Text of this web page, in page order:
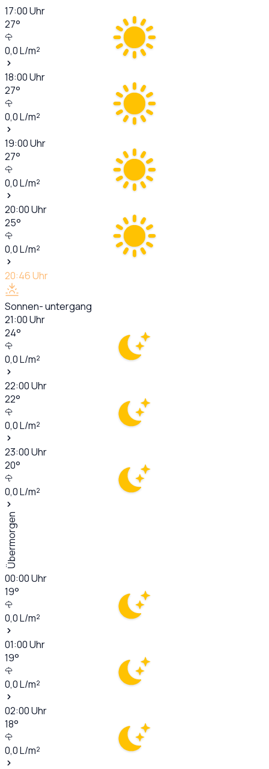
17:00Uhr
27°
0,0L/m²
18:00Uhr
27°
0,0L/m²
19:00Uhr
27°
0,0L/m²
20:00Uhr
25°
0,0L/m²
20:46Uhr
Sonnen- untergang
21:00Uhr
24°
0,0L/m²
22:00Uhr
22°
0,0L/m²
23:00Uhr
20°
0,0L/m²
Übermorgen
00:00Uhr
19°
0,0L/m²
01:00Uhr
19°
0,0L/m²
02:00Uhr
18°
0,0L/m²